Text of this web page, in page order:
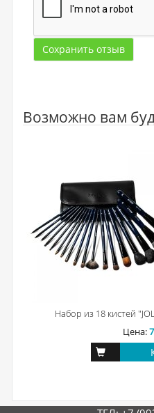
Сохранить отзыв
Возможно вам
Набор из 18 кистей
Цена: